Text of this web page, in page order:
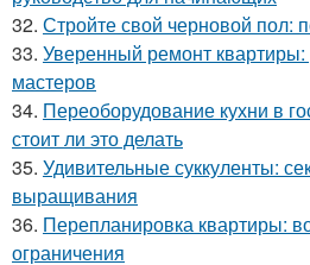
32. Стройте свой черновой пол:
33. Уверенный ремонт
мастеров
34. Переоборудование кухни в
стоит ли это делать
35. Удивительные суккуленты:
выращивания
36. Перепланировка квартиры:
ограничения